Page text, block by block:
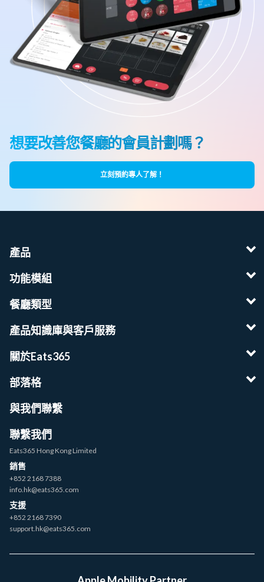
想要改善您餐廳的會員計劃嗎？
立刻預約專人了解！
產品
功能模組
餐廳類型
產品知識庫與客戶服務
關於Eats365
部落格
與我們聯繫
聯繫我們
Eats365 Hong Kong Limited
銷售
+852 2168 7388
info.hk@eats365.com
支援
+852 2168 7390
support.hk@eats365.com